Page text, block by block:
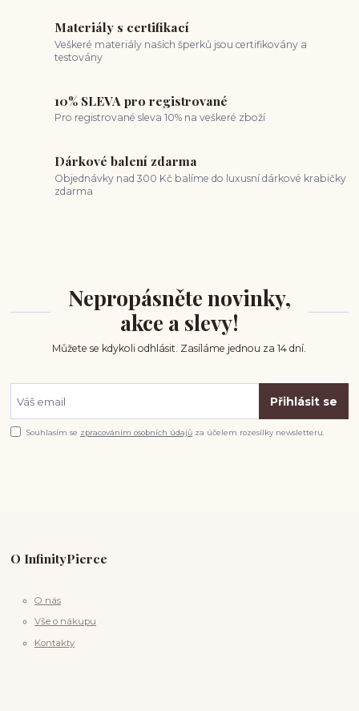
Materiály s certifikací
Veškeré materiály našich šperků jsou certifikovány a
testovány
10% SLEVA pro registrované
Pro registrované sleva 10% na veškeré zboží
Dárkové balení zdarma
Objednávky nad 300 Kč balíme do luxusní dárkové krabičky
zdarma
Nepropásněte novinky,
akce a slevy!
Můžete se kdykoli odhlásit. Zasíláme jednou za 14 dní.
Přihlásit se
Souhlasím se zpracováním osobních údajů za účelem rozesílky newsletteru.
O InfinityPierce
O nás
Vše o nákupu
Kontakty